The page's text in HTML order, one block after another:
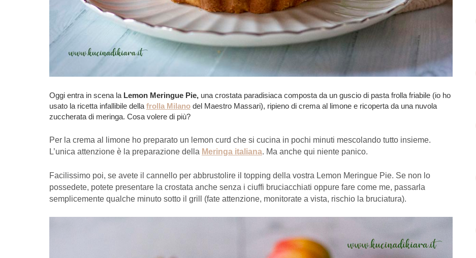
Oggi entra in scena la Lemon Meringue Pie, una crostata paradisiaca composta da un guscio di pasta frolla friabile (io ho
usato la ricetta infallibile della frolla Milano del Maestro Massari), ripieno di crema al limone e ricoperta da una nuvola
zuccherata di meringa. Cosa volere di più?
Per la crema al limone ho preparato un lemon curd che si cucina in pochi minuti mescolando tutto insieme.
L’unica attenzione è la preparazione della Meringa italiana. Ma anche qui niente panico.
Facilissimo poi, se avete il cannello per abbrustolire il topping della vostra Lemon Meringue Pie. Se non lo
possedete, potete presentare la crostata anche senza i ciuffi bruciacchiati oppure fare come me, passarla
semplicemente qualche minuto sotto il grill (fate attenzione, monitorate a vista, rischio la bruciatura).